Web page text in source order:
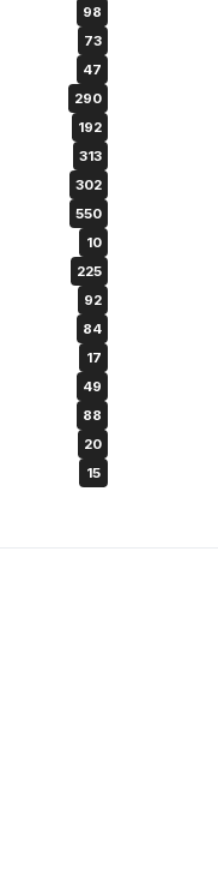
98
73
47
290
192
313
302
550
10
225
92
84
17
49
88
20
15